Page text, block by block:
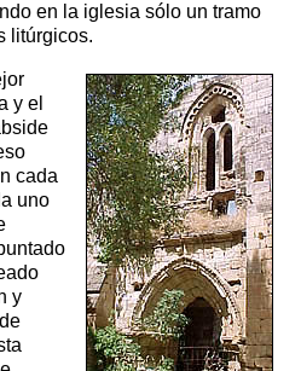
en la iglesia sólo un tramo
litúrgicos.
y el
cada
uno
y